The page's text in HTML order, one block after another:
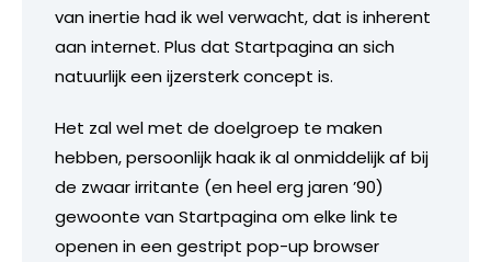
van inertie had ik wel verwacht, dat is inherent
aan internet. Plus dat Startpagina an sich
natuurlijk een ijzersterk concept is.
Het zal wel met de doelgroep te maken
hebben, persoonlijk haak ik al onmiddelijk af bij
de zwaar irritante (en heel erg jaren ’90)
gewoonte van Startpagina om elke link te
openen in een gestript pop-up browser